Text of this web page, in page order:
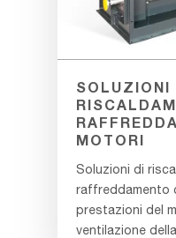
SOLUZIONI
MOTORI
Soluzioni di
raffreddamento
prestazioni del
ventilazione